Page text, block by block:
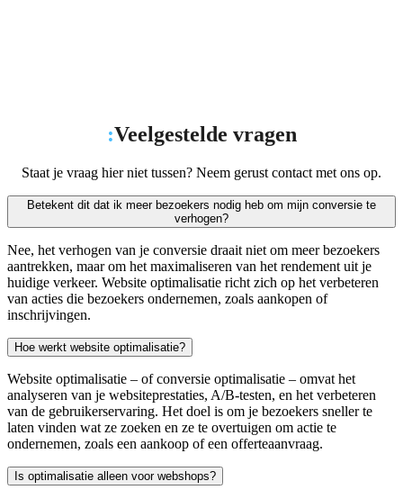
:Veelgestelde vragen
Staat je vraag hier niet tussen? Neem gerust contact met ons op.
Betekent dit dat ik meer bezoekers nodig heb om mijn conversie te
verhogen?
Nee, het verhogen van je conversie draait niet om meer bezoekers
aantrekken, maar om het maximaliseren van het rendement uit je
huidige verkeer. Website optimalisatie richt zich op het verbeteren
van acties die bezoekers ondernemen, zoals aankopen of
inschrijvingen.
Hoe werkt website optimalisatie?
Website optimalisatie – of conversie optimalisatie – omvat het
analyseren van je websiteprestaties, A/B-testen, en het verbeteren
van de gebruikerservaring. Het doel is om je bezoekers sneller te
laten vinden wat ze zoeken en ze te overtuigen om actie te
ondernemen, zoals een aankoop of een offerteaanvraag.
Is optimalisatie alleen voor webshops?